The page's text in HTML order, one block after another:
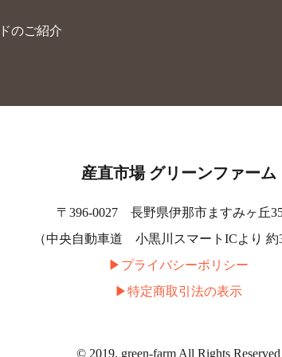
のご紹介
産直市場 グリーンファーム
〒396-0027 長野県伊那市ますみヶ丘
（中央自動車道 小黒川スマートICより 約3
▶︎プライバシーポリシー
▶︎特定商取引法の表示
© 2019. green-farm All Rights Reserved